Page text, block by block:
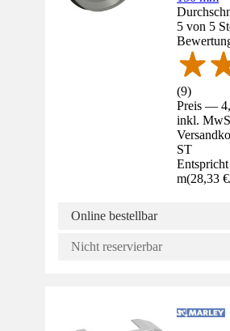
5 von 5
(9)
Preis —
inkl.
ST
m(28,33 €
Online bestellbar
Nicht reservierbar